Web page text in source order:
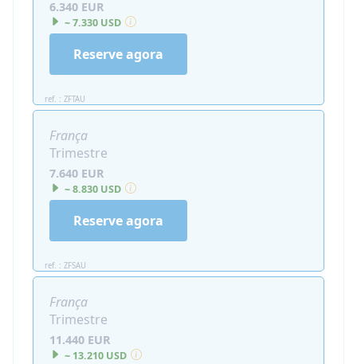
6.340 EUR
~ 7.330 USD
ref. : ZFTAU
Reserve agora
França
Trimestre
7.640 EUR
~ 8.830 USD
ref. : ZFSAU
Reserve agora
França
Trimestre
11.440 EUR
~ 13.210 USD